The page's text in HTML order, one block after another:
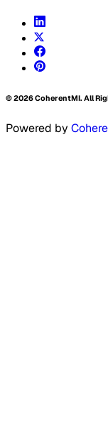
©2026CoherentMI. All
Powered by